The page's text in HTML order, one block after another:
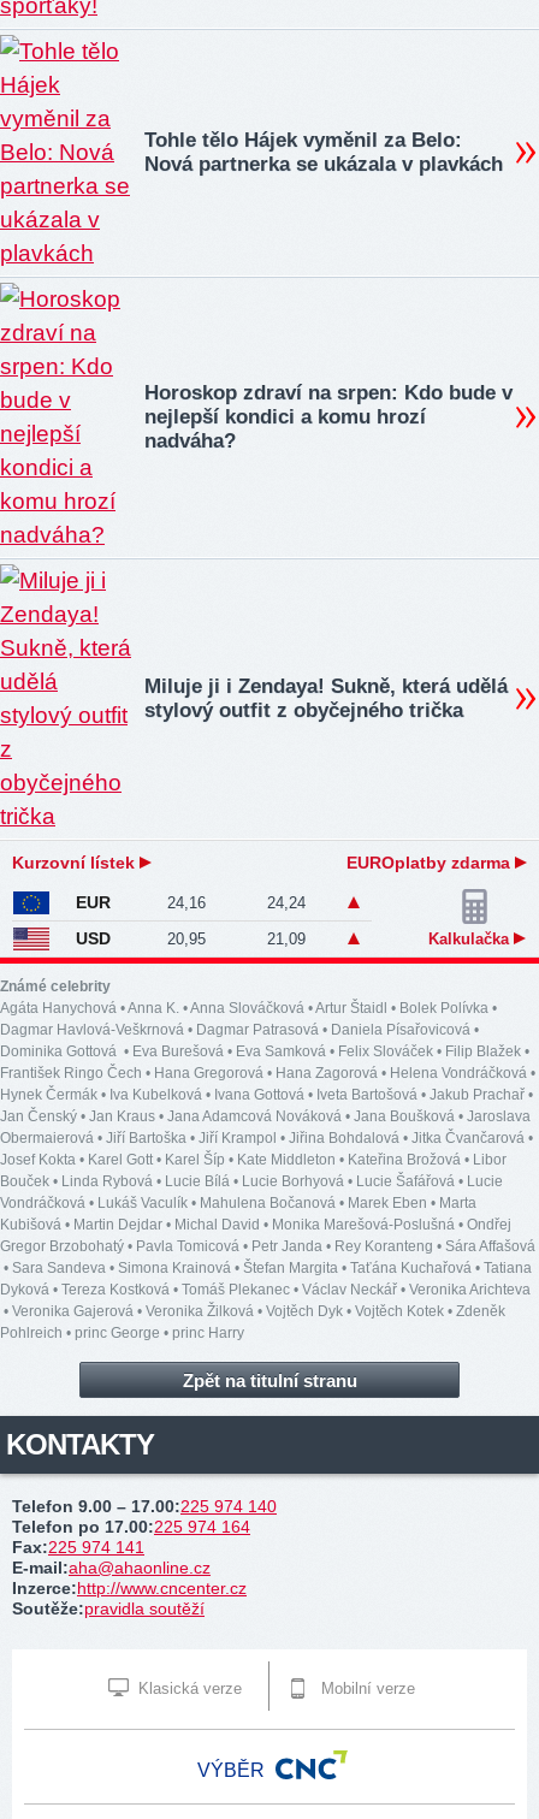
Tohle tělo Hájek vyměnil za Belo:
Nová partnerka se ukázala v plavkách
Horoskop zdraví na srpen: Kdo bude v
nejlepší kondici a komu hrozí
nadváha?
Miluje ji i Zendaya! Sukně, která udělá
stylový outfit z obyčejného trička
Kurzovní lístek EUROplatby zdarma
EUR 24,16 24,24
USD 20,95 21,09 Kalkulačka
Známé celebrity
Agáta Hanychová •Anna K. •Anna Slováčková •Artur Štaidl • Bolek Polívka •
Dagmar Havlová-Veškrnová • Dagmar Patrasová • Daniela Písařovicová •
Dominika Gottová • Eva Burešová • Eva Samková • Felix Slováček • Filip Blažek •
František Ringo Čech • Hana Gregorová • Hana Zagorová • Helena Vondráčková •
Hynek Čermák • Iva Kubelková • Ivana Gottová • Iveta Bartošová • Jakub Prachař •
Jan Čenský • Jan Kraus • Jana Adamcová Nováková • Jana Boušková • Jaroslava
Obermaierová • Jiří Bartoška • Jiří Krampol • Jiřina Bohdalová • Jitka Čvančarová •
Josef Kokta • Karel Gott • Karel Šíp • Kate Middleton • Kateřina Brožová • Libor
Bouček • Linda Rybová • Lucie Bílá • Lucie Borhyová • Lucie Šafářová • Lucie
Vondráčková • Lukáš Vaculík • Mahulena Bočanová • Marek Eben • Marta
Kubišová • Martin Dejdar • Michal David • Monika Marešová-Poslušná • Ondřej
Gregor Brzobohatý • Pavla Tomicová • Petr Janda • Rey Koranteng • Sára Affašová
• Sara Sandeva • Simona Krainová • Štefan Margita • Taťána Kuchařová • Tatiana
Dyková • Tereza Kostková • Tomáš Plekanec • Václav Neckář • Veronika Arichteva
• Veronika Gajerová • Veronika Žilková • Vojtěch Dyk • Vojtěch Kotek • Zdeněk
Pohlreich • princ George • princ Harry
Zpět na titulní stranu
KONTAKTY
Telefon 9.00 – 17.00:225 974 140
Telefon po 17.00:225 974 164
Fax:225 974 141
E-mail:aha@ahaonline.cz
Inzerce:http://www.cncenter.cz
Soutěže:pravidla soutěží
Klasická verze Mobilní verze
VÝBĚR